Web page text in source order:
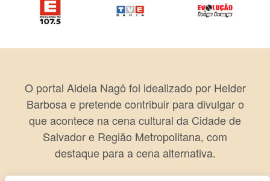
O portal Aldeia Nagô foi idealizado por Helder
Barbosa e pretende contribuir para divulgar o
que acontece na cena cultural da Cidade de
Salvador e Região Metropolitana, com
destaque para a cena alternativa.